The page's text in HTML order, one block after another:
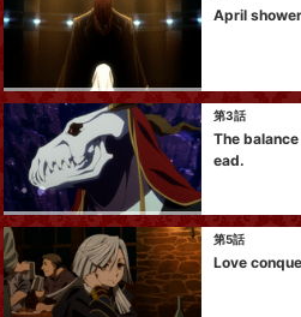
April
第3話
The
ead.
第5話
Love